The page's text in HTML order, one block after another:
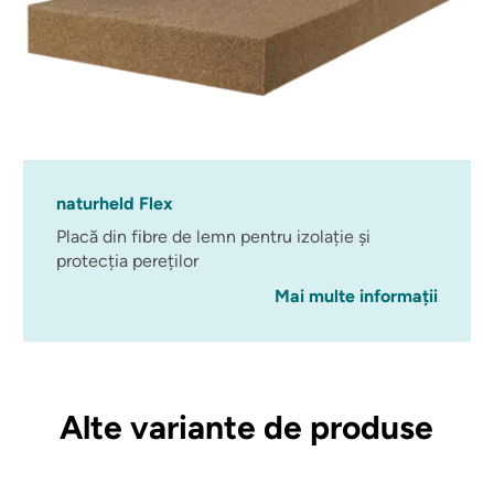
naturheld Flex
Placă din fibre de lemn pentru izolație și
protecția pereților
Mai multe informații
Alte variante de produse